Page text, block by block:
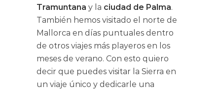
Tramuntana y la ciudad de Palma.
También hemos visitado el norte de
Mallorca en días puntuales dentro
de otros viajes más playeros en los
meses de verano. Con esto quiero
decir que puedes visitar la Sierra en
un viaje único y dedicarle una